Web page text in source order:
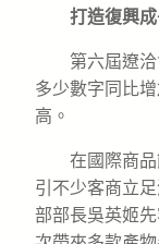
打造復興
第六屆遼
多少數字同比
高。
在國際商
引不少客商立
部部長吳英姬